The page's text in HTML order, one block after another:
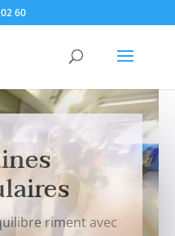
60
riment avec